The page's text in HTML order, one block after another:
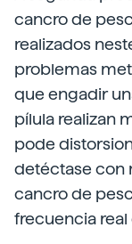
cancro de
realizados
problemas
que engadir
pílula realizan
pode
detéctase con
cancro de
frecuencia